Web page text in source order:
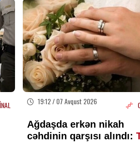
19:12 / 07 Avqust 2026
Ağdaşda erkən nikah
cəhdinin qarşısı alındı: